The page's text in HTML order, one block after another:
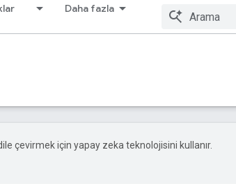
Daha fazla
çevirmek için yapay zeka teknolojisini kullanır.